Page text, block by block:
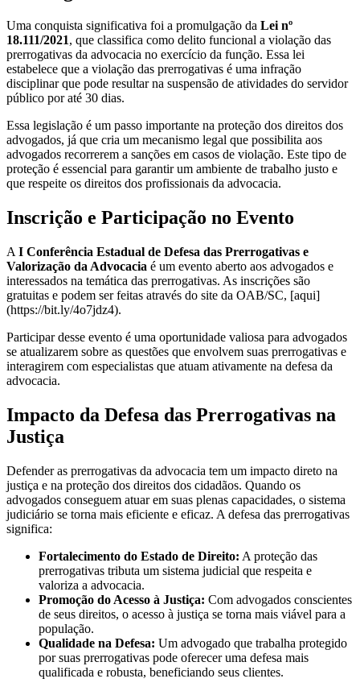
Uma conquista significativa foi a promulgação da Lei nº
18.111/2021, que classifica como delito funcional a violação das
prerrogativas da advocacia no exercício da função. Essa lei
estabelece que a violação das prerrogativas é uma infração
disciplinar que pode resultar na suspensão de atividades do servidor
público por até 30 dias.
Essa legislação é um passo importante na proteção dos direitos dos
advogados, já que cria um mecanismo legal que possibilita aos
advogados recorrerem a sanções em casos de violação. Este tipo de
proteção é essencial para garantir um ambiente de trabalho justo e
que respeite os direitos dos profissionais da advocacia.
Inscrição e Participação no Evento
A I Conferência Estadual de Defesa das Prerrogativas e
Valorização da Advocacia é um evento aberto aos advogados e
interessados na temática das prerrogativas. As inscrições são
gratuitas e podem ser feitas através do site da OAB/SC, [aqui]
(https://bit.ly/4o7jdz4).
Participar desse evento é uma oportunidade valiosa para advogados
se atualizarem sobre as questões que envolvem suas prerrogativas e
interagirem com especialistas que atuam ativamente na defesa da
advocacia.
Impacto da Defesa das Prerrogativas na
Justiça
Defender as prerrogativas da advocacia tem um impacto direto na
justiça e na proteção dos direitos dos cidadãos. Quando os
advogados conseguem atuar em suas plenas capacidades, o sistema
judiciário se torna mais eficiente e eficaz. A defesa das prerrogativas
significa:
Fortalecimento do Estado de Direito: A proteção das
prerrogativas tributa um sistema judicial que respeita e
valoriza a advocacia.
Promoção do Acesso à Justiça: Com advogados conscientes
de seus direitos, o acesso à justiça se torna mais viável para a
população.
Qualidade na Defesa: Um advogado que trabalha protegido
por suas prerrogativas pode oferecer uma defesa mais
qualificada e robusta, beneficiando seus clientes.